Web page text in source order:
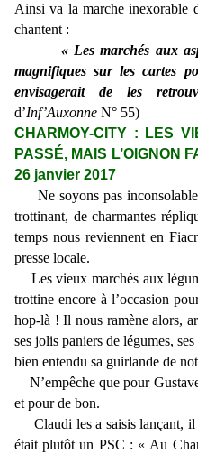
Ainsi va la marche inexorable
chantent :
« Les marchés aux
magnifiques sur les cartes
envisagerait de les
d’Inf’Auxonne N° 55)
CHARMOY-CITY : LES
PASSÉ, MAIS L’OIGNON
26 janvier 2017
Ne soyons pas
trottinant, de charmantes
temps nous reviennent en
presse locale.
Les vieux marchés aux
trottine encore à l’occasion
hop-là ! Il nous ramène alors,
ses jolis paniers de légumes,
bien entendu sa guirlande de
N’empêche que pour
et pour de bon.
Claudi les a saisis lançant, il
était plutôt un PSC : « Au